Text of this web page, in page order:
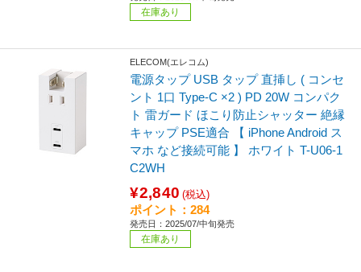
在庫あり
ELECOM(エレコム)
電源タップ USB タップ 直挿し ( コンセ
ント 1口 Type-C ×2 ) PD 20W コンパク
ト 雷ガード ほこり防止シャッター 絶縁
キャップ PSE適合 【 iPhone Android ス
マホ など接続可能 】 ホワイト T-U06-1
C2WH
¥2,840 (税込)
ポイント：284
発売日：2025/07/中旬発売
在庫あり